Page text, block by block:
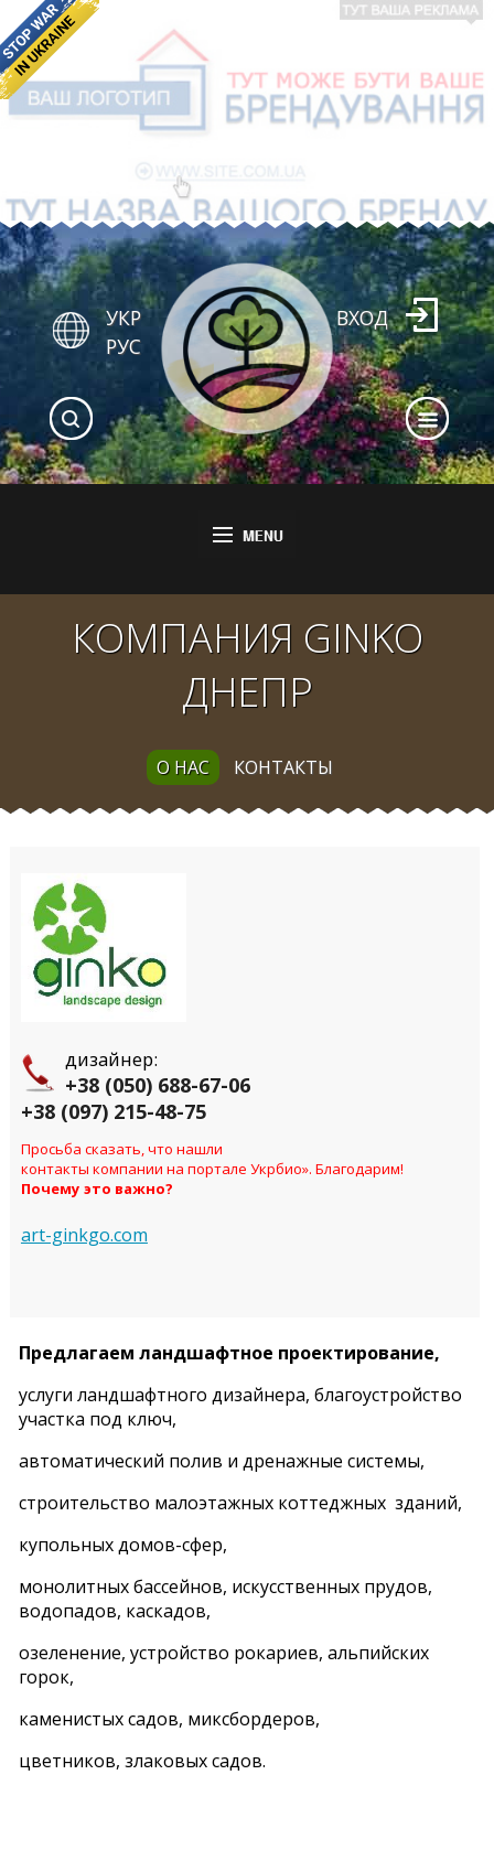
УКР
РУС
ВХОД
КОМПАНИЯ GINKO
ДНЕПР
О НАС КОНТАКТЫ
дизайнер:
+38 (050) 688-67-06
+38 (097) 215-48-75
Просьба сказать, что нашли
контакты компании на портале Укрбио». Благодарим!
Почему это важно?
art-ginkgo.com
Предлагаем ландшафтное проектирование,
услуги ландшафтного дизайнера, благоустройство
участка под ключ,
автоматический полив и дренажные системы,
строительство малоэтажных коттеджных зданий,
купольных домов-сфер,
монолитных бассейнов, искусственных прудов,
водопадов, каскадов,
озеленение, устройство рокариев, альпийских
горок,
каменистых садов, миксбордеров,
цветников, злаковых садов.